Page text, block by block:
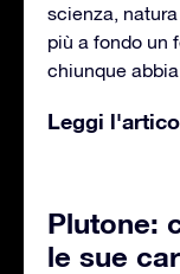
scienza,
più a fondo un
chiunque
Leggi
Plutone:
le sue